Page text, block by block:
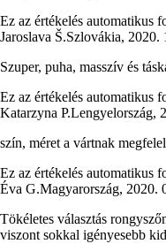
Ez az értékelés automatikus
Jaroslava Š.Szlovákia, 2020.
Szuper, puha, masszív és
Ez az értékelés automatikus
Katarzyna P.Lengyelország,
szín, méret a vártnak
Ez az értékelés automatikus
Éva G.Magyarország, 2020.
Tökéletes választás
viszont sokkal igényesebb